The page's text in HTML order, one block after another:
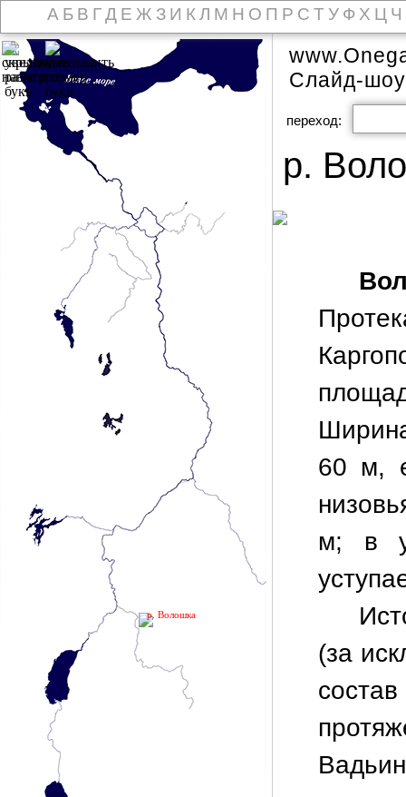
А Б В Г Д Е Ж З И К Л М Н О П Р С Т У Ф Х Ц Ч
р. Волошка
Слайд-шоу
переход:
р.
60 м,
м; в
(за